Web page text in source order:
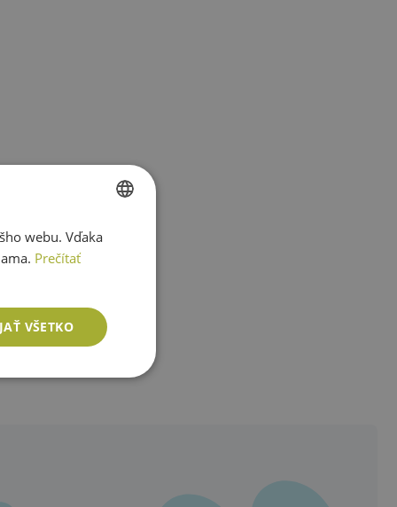
SLOVAK
ENGLISH
webu. Vďaka
Prečítať
VŠETKO